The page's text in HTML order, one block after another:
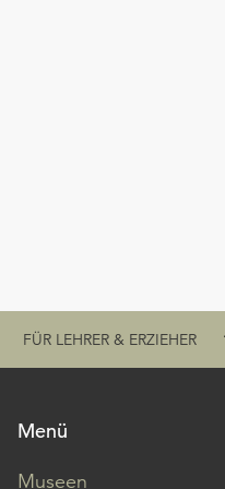
Schnellzugriff
FÜR LEHRER & ERZIEHER
Menü
Museen